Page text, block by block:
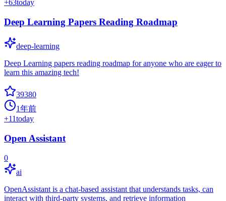
+63today
Deep Learning Papers Reading Roadmap
deep-learning
Deep Learning papers reading roadmap for anyone who are eager to
learn this amazing tech!
39380
1年前
+11today
Open Assistant
0
ai
OpenAssistant is a chat-based assistant that understands tasks, can
interact with third-party systems, and retrieve information